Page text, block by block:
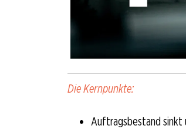
Die Kernpunkte:
Auftragsbestand sinkt